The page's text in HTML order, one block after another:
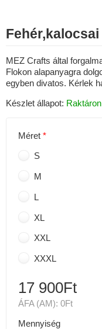
MEZ Crafts által
Flokon alapanyagra
egyben divatos. Kérlek
Készlet állapot: Raktáron
Méret
S
M
L
XL
XXL
XXXL
17 900Ft
ÁFA (AM): 0Ft
Mennyiség